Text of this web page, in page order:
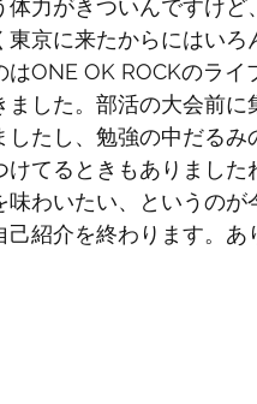
体力がきついんですけど
京に来たからにはいろ
はONE OK ROCKのラ
ました。部活の大会前
したし、勉強の中だる
けてるときもありまし
味わいたい、というのが
紹介を終わります。あ